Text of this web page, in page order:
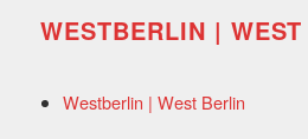
WESTBERLIN |
Westberlin | West Berlin